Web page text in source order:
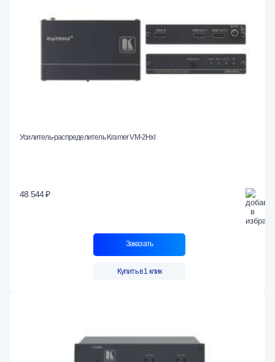
Усилитель-распределитель Kramer VM-2Hxl
48 544 ₽
Заказать
Купить в 1 клик